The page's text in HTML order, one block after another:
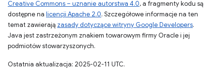
Creative Commons – uznanie autorstwa 4.0, a fragmenty kodu są
dostępne na licencji Apache 2.0. Szczegółowe informacje na ten
temat zawierają zasady dotyczące witryny Google Developers.
Java jest zastrzeżonym znakiem towarowym firmy Oracle i jej
podmiotów stowarzyszonych.
Ostatnia aktualizacja: 2025-02-11 UTC.